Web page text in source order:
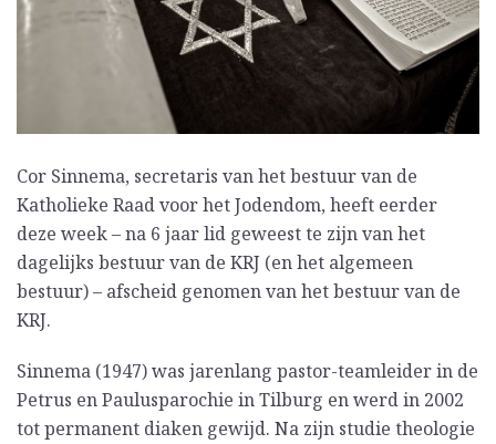
Cor Sinnema, secretaris van het bestuur van de
Katholieke Raad voor het Jodendom, heeft eerder
deze week – na 6 jaar lid geweest te zijn van het
dagelijks bestuur van de KRJ (en het algemeen
bestuur) – afscheid genomen van het bestuur van de
KRJ.
Sinnema (1947) was jarenlang pastor-teamleider in de
Petrus en Paulusparochie in Tilburg en werd in 2002
tot permanent diaken gewijd. Na zijn studie theologie